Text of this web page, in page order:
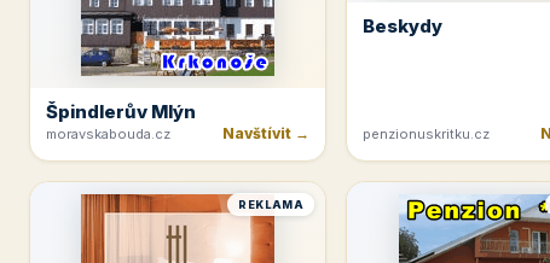
Špindlerův Mlýn
moravskabouda.cz Navštívit →
Beskydy
penzionuskritku.cz
REKLAMA